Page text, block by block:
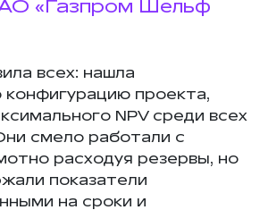
«Газпром Шельф
всех: нашла
проекта,
NPV среди всех
смело работали с
расходуя резервы, но
показатели
на сроки и